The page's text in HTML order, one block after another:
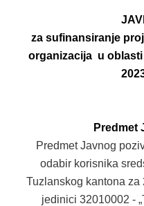
za sufinansiranje
organizacija u
Predmet
Predmet Javnog
odabir korisnika
Tuzlanskog kantona za
jedinici 32010002 -
ZAKONI I
ZAŠTITA LIČNIH
SLOBODA PRISTUPA